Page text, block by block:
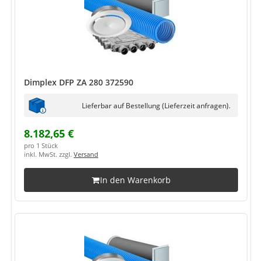
Dimplex DFP ZA 280 372590
Lieferbar auf Bestellung (Lieferzeit anfragen).
8.182,65 €
pro 1 Stück
inkl. MwSt. zzgl. Versand
In den Warenkorb